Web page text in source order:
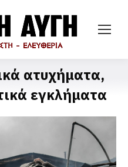
ατυχήματα,
εγκλήματα